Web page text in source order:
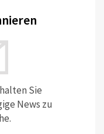
Sie
News zu